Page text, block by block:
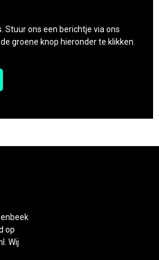
Stuur ons een berichtje via ons
groene knop hieronder te klikken.
op
Wij